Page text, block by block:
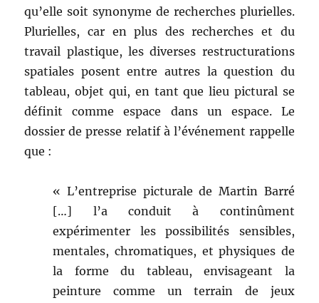
qu’elle soit synonyme de recherches plurielles.
Plurielles, car en plus des recherches et du
travail plastique, les diverses restructurations
spatiales posent entre autres la question du
tableau, objet qui, en tant que lieu pictural se
définit comme espace dans un espace. Le
dossier de presse relatif à l’événement rappelle
que :
« L’entreprise picturale de Martin Barré
[…] l’a conduit à continûment
expérimenter les possibilités sensibles,
mentales, chromatiques, et physiques de
la forme du tableau, envisageant la
peinture comme un terrain de jeux